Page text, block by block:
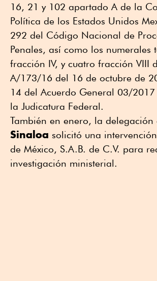
16, 21 y 102 apartado A de la
Política de los Estados Unidos
292 del Código Nacional de
Penales, así como los numerales
fracción IV, y cuatro fracción VIII
A/173/16 del 16 de octubre de
14 del Acuerdo General 03/2017
la Judicatura Federal.
También en enero, la delegación
Sinaloa solicitó una
de México, S.A.B. de C.V. para
investigación ministerial.